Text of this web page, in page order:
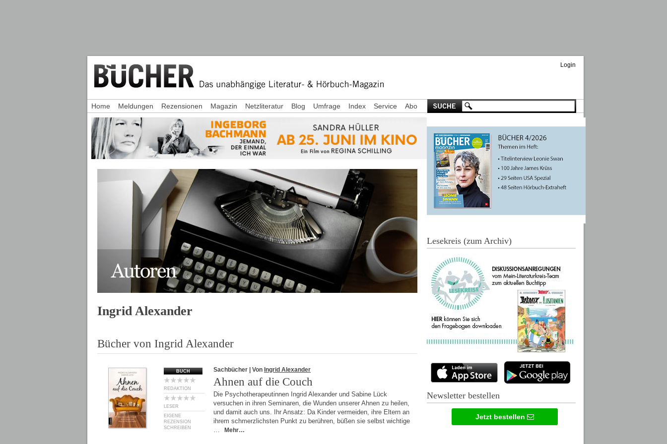
Login
Ingrid Alexander
Bücher von Ingrid Alexander
BUCH
REDAKTION
LESER
EIGENE
REZENSION
SCHREIBEN
Sachbücher | Von Ingrid Alexander
Ahnen auf die Couch
Die Psychotherapeutinnen Ingrid Alexander und Sabine Lück
versuchen in ihren Seminaren, die Wunden unserer Ahnen zu heilen,
und damit auch uns. Ihr Ansatz: Da Kinder vermeiden, ihre Eltern an
ihrem schmerzlichsten Punkt zu berühren, büßen sie selbst wichtige
…
Mehr…
Home Meldungen Rezensionen Magazin Netzliteratur Blog Umfrage Index Service Abo
Lesekreis (zum Archiv)
Newsletter bestellen
Jetzt bestellen